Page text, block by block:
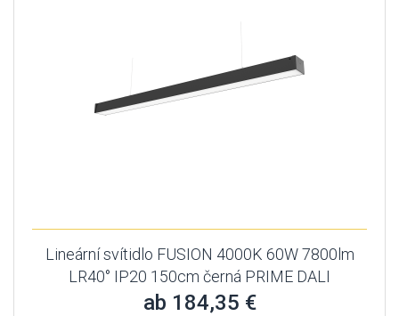
Lineární svítidlo FUSION 4000K 60W 7800lm
LR40° IP20 150cm černá PRIME DALI
ab 184,35 €